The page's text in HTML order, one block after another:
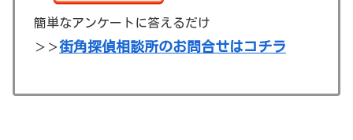
簡単なアンケートに答えるだけ
＞＞街角探偵相談所のお問合せはコチラ